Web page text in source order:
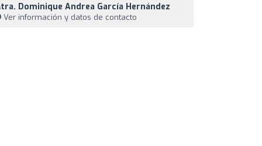
Dominique Andrea García Hernández
Ver información y datos de contacto